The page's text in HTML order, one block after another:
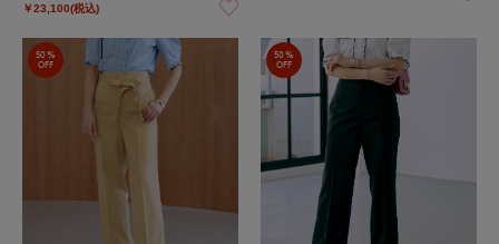
￥23,100(税込)
50%
OFF
50%
OFF